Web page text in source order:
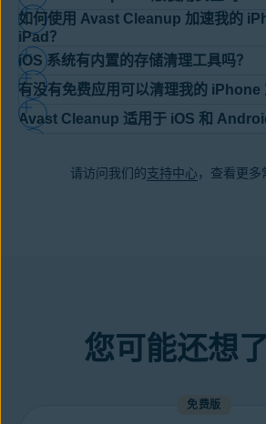
是的，没错。如果您的智能手机存储空间已
iPhone 版和 iPad 版可助您删除垃圾文件 ，
能算法可以节省您查找重复照片、视频或过
内容您很可能会删除，特别是当您想要节省
请记住，我们的应用无法检测并清除所有类
那些跨不同操作系统和应用的数据。这是因
应用（例如我们的应用）可访问的文件类型
是的。实际上，我们拥有全球一大至优消费
强力支持。这是因为我们是 Gen Digital 品
您知道吗？我们的应用不仅仅能帮助您
iPad 存储空间。例如，您可以使用我们的应
联系人信息。您还可使用“秘密文件”功能，
全文件夹中。若不小心误删了任何联系人数
如何使用 Avast Cleanup 加速我的
iPad？
我们的应用无法直接做到这一点，但它可以
现？我们的应用可采用多种方式有效清理您
少 iOS 设备迟缓响应的次数，有助于解决性
iOS 系统有内置的存储清理工具吗？
您可以检查“照片” 应用中的图像和视频，手
前往“设置”、“通用”，然后进入 “iPhone 存
有没有免费应用可以清理我的 iPhone
您可以使用 Avast Cleanup iOS 免费版清理
费版应用可通过媒体清理器来查找旧的或大
Avast Cleanup 适用于 iOS 和
合使用 Avast Cleanup Android 版。
请访问我们的支持中心 ，查看更
您可能还想
免费版